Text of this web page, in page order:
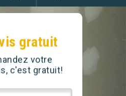
gratuit
votre
c'est gratuit!